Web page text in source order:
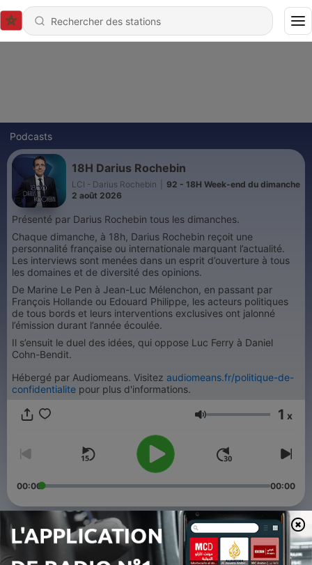
Podcasts
18H Darius Rochebin
LCI - Darius Rochebin
92 - 18H Week-end du dimanche
2 août 2026
Présenté par Darius Rochebin tous les dimanches.
Chaque dimanche, à 18h, Darius Rochebin reçoit une
personnalité française ou internationale marquant l’actualité.
Les interviews sont menées dans un esprit d’ouverture à tous
les domaines et de diversité des opinions.
De Marine Le Pen à Jean-Luc Mélenchon, en passant par
François Hollande ou Edouard Philippe, les acteurs politiques
de tous bords et leurs interventions exclusives ont jalonné
l’émission durant l’année écoulée.
Il s’ensuit le duel des idées, qui oppose Luc Ferry à Daniel
Cohn-Bendit.
Hébergé par Audiomeans. Visitez audiomeans.fr/politique-de-
confidentialite pour plus d'informations.
Volume 1 x
00:00 00:00
Épisodes